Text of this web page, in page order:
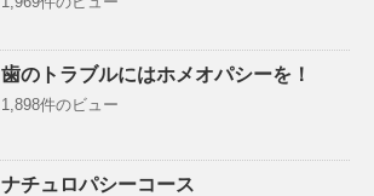
歯のトラブルにはホメオパシーを！
1,898件のビュー
ナチュロパシーコース